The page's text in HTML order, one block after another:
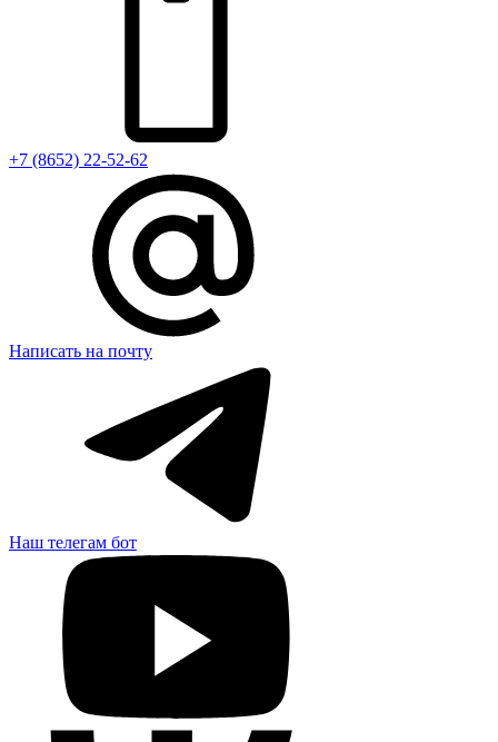
+7 (8652) 22-52-62
Написать на почту
Наш телегам бот